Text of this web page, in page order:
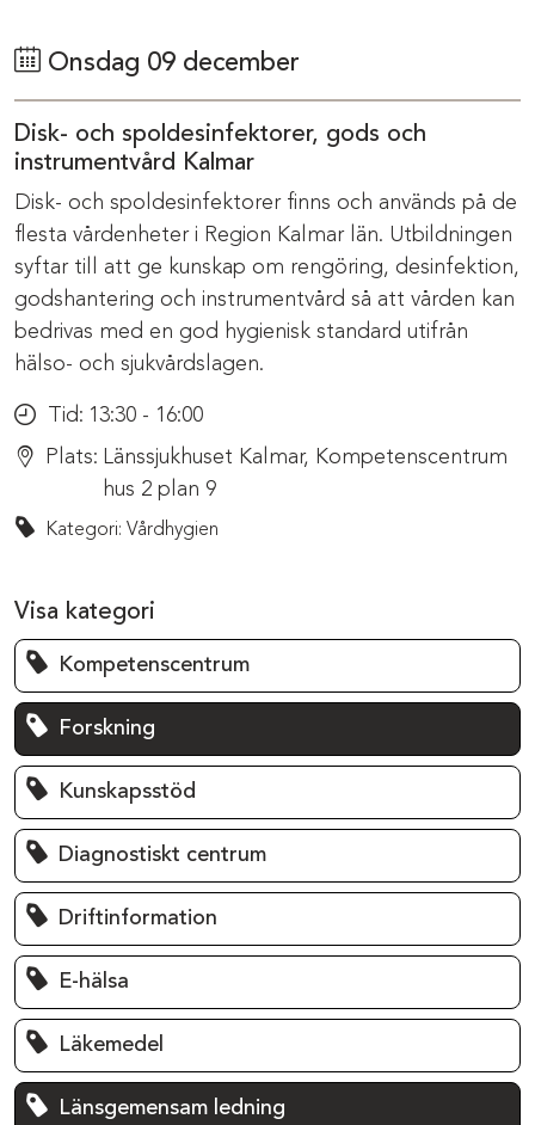
Onsdag 09 december
Disk- och spoldesinfektorer, gods och
instrumentvård Kalmar
Disk- och spoldesinfektorer finns och används på de
flesta vårdenheter i Region Kalmar län. Utbildningen
syftar till att ge kunskap om rengöring, desinfektion,
godshantering och instrumentvård så att vården kan
bedrivas med en god hygienisk standard utifrån
hälso- och sjukvårdslagen.
Tid: 13:30 - 16:00
Plats: Länssjukhuset Kalmar, Kompetenscentrum
hus 2 plan 9
Kategori: Vårdhygien
Visa kategori
Kompetenscentrum
Forskning
Kunskapsstöd
Diagnostiskt centrum
Driftinformation
E-hälsa
Läkemedel
Länsgemensam ledning